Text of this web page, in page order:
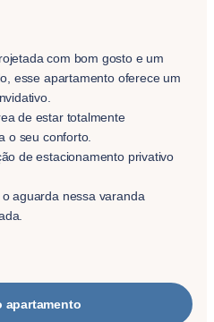
com bom gosto e um
esse apartamento oferece um
de estar totalmente
o seu conforto.
de estacionamento privativo
aguarda nessa varanda
apartamento